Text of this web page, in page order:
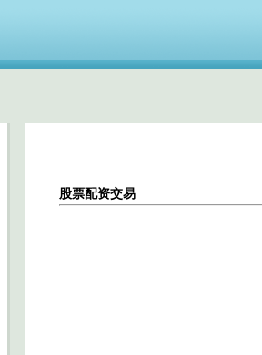
股票配资交易